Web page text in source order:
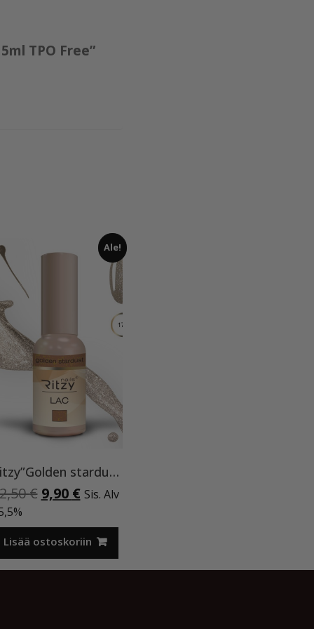
TPO Free”
Ale!
Ritzy”Golden stardust”geelilakka,173 TPO vapaa
€ Alkuperäinen
oli:
12,50 €.
9,90 €Nykyinen
on:
9,90 €.
Sis. Alv
Lisää ostoskoriin